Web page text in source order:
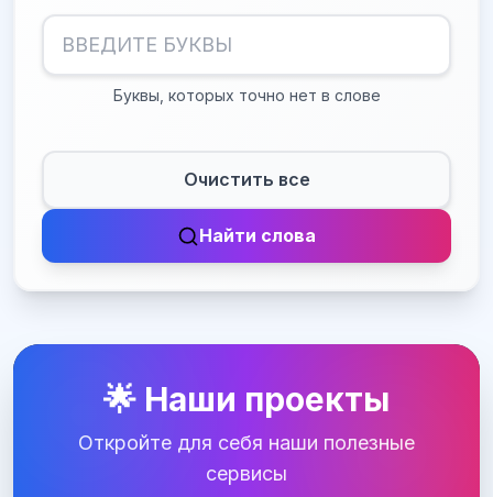
Буквы, которых точно нет в слове
Очистить все
Найти слова
🌟 Наши проекты
Откройте для себя наши полезные
сервисы